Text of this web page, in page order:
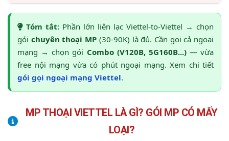
Tóm tắt: Phần lớn liên lạc Viettel-to-Viettel → chọn
gói chuyên thoại MP (30-90K) là đủ. Cần gọi cả ngoại
mạng → chọn gói Combo (V120B, 5G160B...)— vừa
free nội mạng vừa có phút ngoại mạng. Xem chi tiết
gói gọi ngoại mạng Viettel.
MP THOẠI VIETTEL LÀ GÌ? GÓI MP CÓ MẤY
LOẠI?